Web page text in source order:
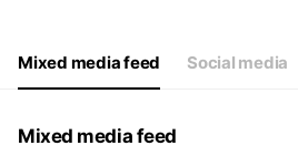
Sat
10:00 - 21:00
年末年始
Mixed media feed Social media
Mixed media feed